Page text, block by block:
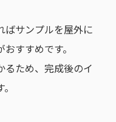
ばサンプルを屋外に
すすめです。
るため、完成後のイ